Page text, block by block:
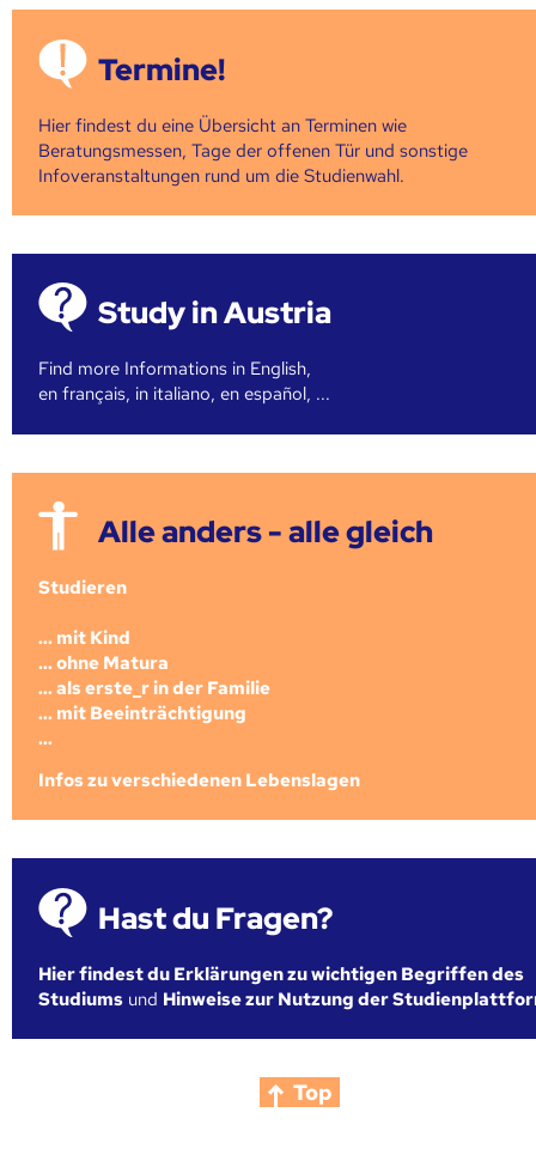
Termine!
Hier findest du eine Übersicht an Terminen wie
Beratungsmessen, Tage der offenen Tür und sonstige
Infoveranstaltungen rund um die Studienwahl.
Study in Austria
Find more Informations in English,
en français, in italiano, en español, ...
Alle anders - alle gleich
Studieren
... mit Kind
... ohne Matura
... als erste_r in der Familie
... mit Beeinträchtigung
...
Infos zu verschiedenen Lebenslagen
Hast du Fragen?
Hier findest du Erklärungen zu wichtigen Begriffen des
Studiums und Hinweise zur Nutzung der
Top